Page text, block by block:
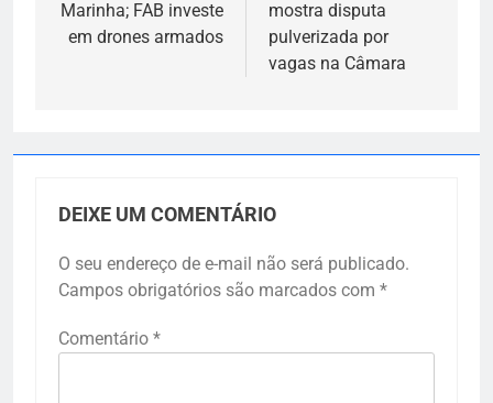
Marinha; FAB investe
em drones armados
mostra disputa
pulverizada por
vagas na Câmara
DEIXE UM COMENTÁRIO
O seu endereço de e-mail não será publicado.
Campos obrigatórios são marcados com *
Comentário *